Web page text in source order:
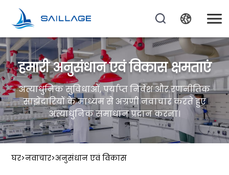
हमारी अनुसंधान एवं विकास क्षमताएं
अत्याधुनिक सुविधाओं, पर्याप्त निवेश और रणनीतिक
साझेदारियों के माध्यम से अग्रणी नवाचार करते हुए
अत्याधुनिक समाधान प्रदान करना।
घर>नवाचार>अनुसंधान एवं विकास